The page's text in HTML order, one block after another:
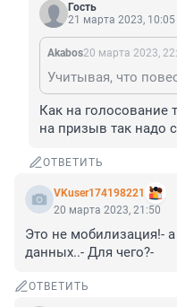
Гость
21 марта 2023, 10:05
Akabos20 марта 2023,
Как на голосование
на призыв так надо
ОТВЕТИТЬ
VKuser174198221
20 марта 2023, 21:50
Это не мобилизация!- а
данных..- Для чего?-
ОТВЕТИТЬ